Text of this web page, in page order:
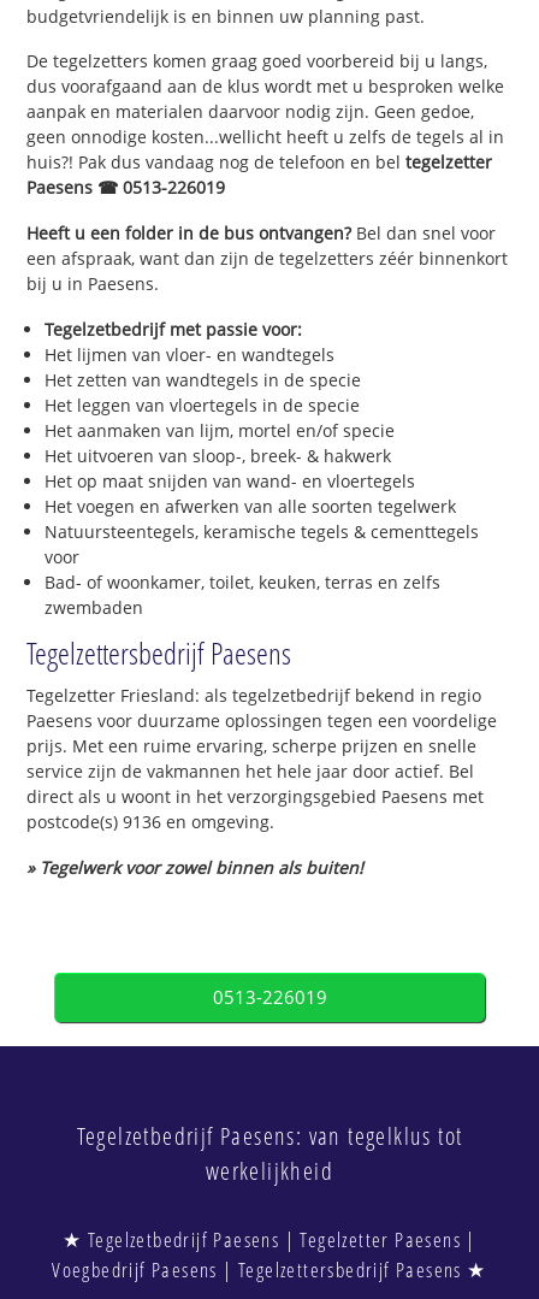
budgetvriendelijk is en binnen uw planning past.
De tegelzetters komen graag goed voorbereid bij u langs,
dus voorafgaand aan de klus wordt met u besproken welke
aanpak en materialen daarvoor nodig zijn. Geen gedoe,
geen onnodige kosten...wellicht heeft u zelfs de tegels al in
huis?! Pak dus vandaag nog de telefoon en beltegelzetter
Paesens ☎ 0513-226019
Heeft u een folder in de bus ontvangen?Bel dan snel voor
een afspraak, want dan zijn de tegelzetters zéér binnenkort
bij u in Paesens.
Tegelzetbedrijf met passie voor:
Het lijmen van vloer- en wandtegels
Het zetten van wandtegels in de specie
Het leggen van vloertegels in de specie
Het aanmaken van lijm, mortel en/of specie
Het uitvoeren van sloop-, breek- & hakwerk
Het op maat snijden van wand- en vloertegels
Het voegen en afwerken van alle soorten tegelwerk
Natuursteentegels, keramische tegels & cementtegels
voor
Bad- of woonkamer, toilet, keuken, terras en zelfs
zwembaden
Tegelzettersbedrijf Paesens
Tegelzetter Friesland: als tegelzetbedrijf bekend in regio
Paesens voor duurzame oplossingen tegen een voordelige
prijs. Met een ruime ervaring, scherpe prijzen en snelle
service zijn de vakmannen het hele jaar door actief. Bel
direct als u woont in het verzorgingsgebied Paesens met
postcode(s) 9136 en omgeving.
» Tegelwerk voor zowel binnen als buiten!
0513-226019
Tegelzetbedrijf Paesens: van tegelklus tot
werkelijkheid
★ Tegelzetbedrijf Paesens | Tegelzetter Paesens |
Voegbedrijf Paesens | Tegelzettersbedrijf Paesens ★